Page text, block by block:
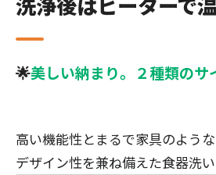
🌟美しい納まり。２種類のサ
高い機能性とまるで家具のような
デザイン性を兼ね備えた食器洗い